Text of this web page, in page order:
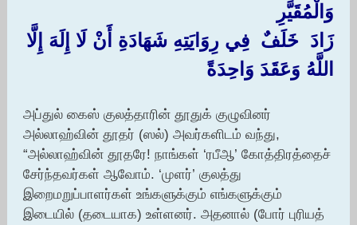
‏وَالْمُقَيَّرِ ‏
‏زَادَ ‏ ‏خَلَفٌ ‏ ‏فِي رِوَايَتِهِ شَهَادَةِ أَنْ لَا إِلَهَ إِلَّا
اللَّهُ وَعَقَدَ وَاحِدَةً
அப்துல் கைஸ் குலத்தாரின் தூதுக் குழுவினர்
அல்லாஹ்வின் தூதர் (ஸல்) அவர்களிடம் வந்து,
“அல்லாஹ்வின் தூதரே! நாங்கள் ‘ரபீஆ’ கோத்திரத்தைச்
சேர்ந்தவர்கள் ஆவோம். ‘முளர்’ குலத்து
இறைமறுப்பாளர்கள் உங்களுக்கும் எங்களுக்கும்
இடையில் (தடையாக) உள்ளனர். அதனால் (போர் புரியத்